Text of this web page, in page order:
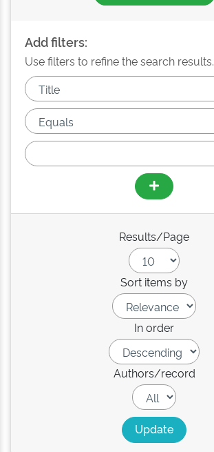
Add filters:
Use filters to refine the search results.
Results/Page
Sort items by
In order
Authors/record